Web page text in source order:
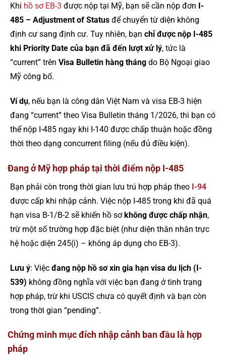
Khi hồ sơ EB-3 được nộp tại Mỹ, bạn sẽ cần nộp đơn I-
485 – Adjustment of Status để chuyển từ diện không
định cư sang định cư. Tuy nhiên, bạn chỉ được nộp I-485
khi Priority Date của bạn đã đến lượt xử lý, tức là
“current” trên Visa Bulletin hàng tháng do Bộ Ngoại giao
Mỹ công bố.
Ví dụ, nếu bạn là công dân Việt Nam và visa EB-3 hiện
đang “current” theo Visa Bulletin tháng 1/2026, thì bạn có
thể nộp I-485 ngay khi I-140 được chấp thuận hoặc đồng
thời theo dạng concurrent filing (nếu đủ điều kiện).
Đang ở Mỹ hợp pháp tại thời điểm nộp I-485
Bạn phải còn trong thời gian lưu trú hợp pháp theo I-94
được cấp khi nhập cảnh. Việc nộp I-485 trong khi đã quá
hạn visa B-1/B-2 sẽ khiến hồ sơkhông được chấp nhận,
trừ một số trường hợp đặc biệt (như diện thân nhân trực
hệ hoặc diện 245(i) – không áp dụng cho EB-3).
Lưu ý: Việc đang nộp hồ sơ xin gia hạn visa du lịch (I-
539) không đồng nghĩa với việc bạn đang ở tình trạng
hợp pháp, trừ khi USCIS chưa có quyết định và bạn còn
trong thời gian “pending”.
Chứng minh mục đích nhập cảnh ban đầu là hợp
pháp